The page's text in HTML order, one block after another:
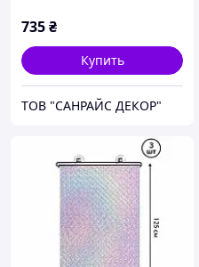
735₴
Купить
ТОВ "САНРАЙС ДЕКОР"